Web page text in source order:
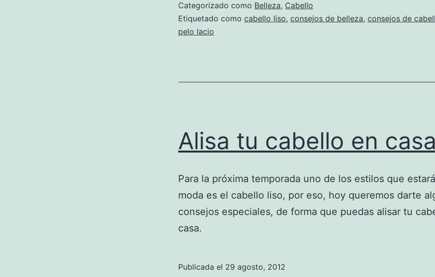
Categorizado como Belleza, Cabello
Etiquetado como cabello liso, consejos de belleza, consejos de
pelo lacio
Alisa tu cabello en casa
Para la próxima temporada uno de los estilos que
moda es el cabello liso, por eso, hoy queremos darte
consejos especiales, de forma que puedas alisar tu
casa.
Publicada el 29 agosto, 2012